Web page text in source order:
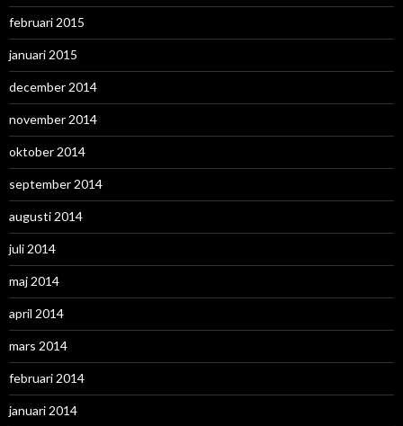
februari 2015
januari 2015
december 2014
november 2014
oktober 2014
september 2014
augusti 2014
juli 2014
maj 2014
april 2014
mars 2014
februari 2014
januari 2014